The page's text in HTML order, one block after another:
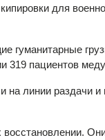
для
гуманитарные
319 пациентов
на линии раздачи